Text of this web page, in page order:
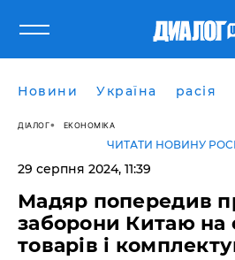
Новини Україна расія
ДІАЛОГ ЕКОНОМІКА
ЧИТАТИ НОВИНУ
29 серпня 2024, 11:39
Мадяр попередив
заборони Китаю на
товарів і